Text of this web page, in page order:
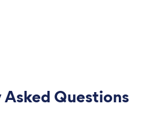
Questions